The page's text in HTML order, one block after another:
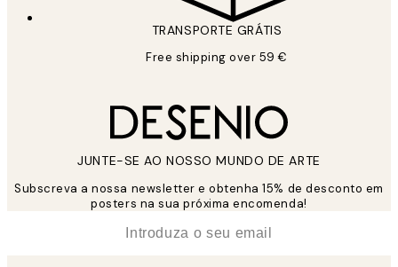
TRANSPORTE GRÁTIS
Free shipping over 59 €
JUNTE-SE AO NOSSO MUNDO DE ARTE
Subscreva a nossa newsletter e obtenha 15% de desconto em
posters na sua próxima encomenda!